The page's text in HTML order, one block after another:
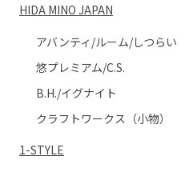
HIDA MINO JAPAN
アバンティ/ルーム/しつらい
悠プレミアム/C.S.
B.H./イグナイト
クラフトワークス（小物）
1-STYLE